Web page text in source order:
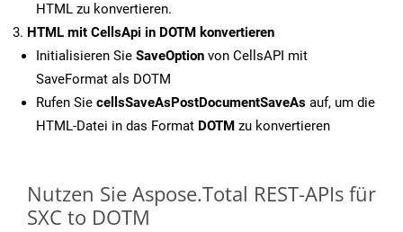
HTML zu konvertieren.
HTML mit CellsApi in DOTM konvertieren
Initialisieren Sie SaveOption von CellsAPI mit
SaveFormat als DOTM
Rufen Sie cellsSaveAsPostDocumentSaveAs auf, um die
HTML-Datei in das Format DOTM zu konvertieren
Nutzen Sie Aspose.Total REST-APIs für
SXC to DOTM